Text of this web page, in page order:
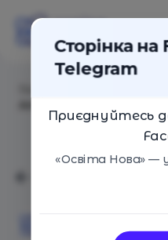
Сторінка на
Telegram
Приєднуйтесь
«Освіта Нова» —